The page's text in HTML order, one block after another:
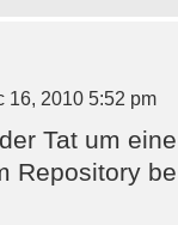
16, 2010 5:52 pm
Tat um
Repository